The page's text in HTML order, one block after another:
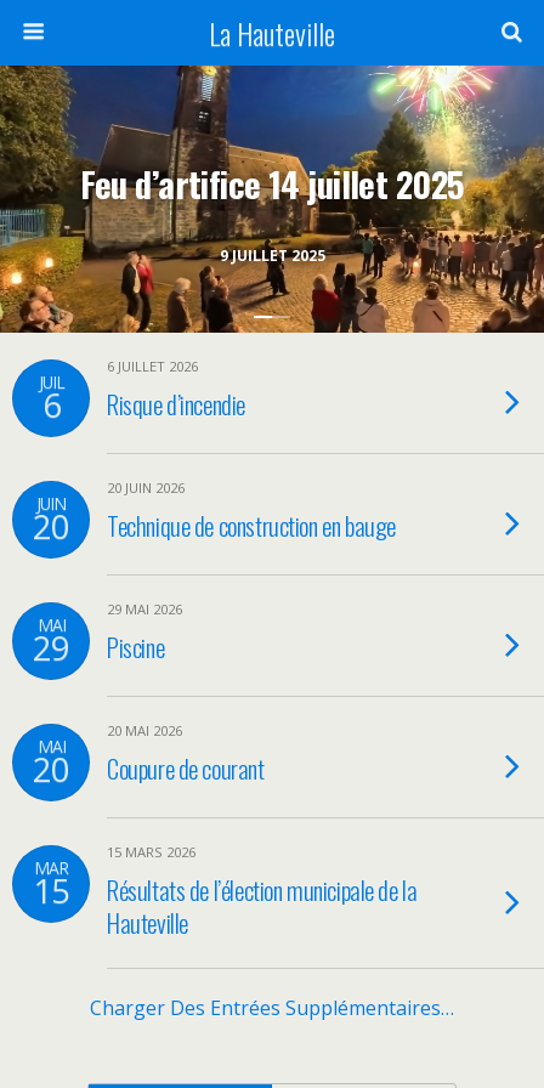
La Hauteville
9 JUILLET 2025
Feu d’artifice 14 juillet 2025
JUIL
6
6 JUILLET 2026
Risque d’incendie
JUIN
20
20 JUIN 2026
Technique de construction en bauge
MAI
29
29 MAI 2026
Piscine
MAI
20
20 MAI 2026
Coupure de courant
MAR
15
15 MARS 2026
Résultats de l’élection municipale de la
Hauteville
Charger Des Entrées Supplémentaires…